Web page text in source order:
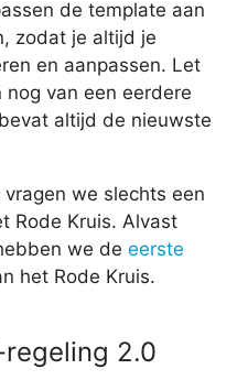
de template aan
zodat je altijd je
en aanpassen. Let
van een eerdere
altijd de nieuwste
we slechts een
Rode Kruis. Alvast
we de eerste
het Rode Kruis.
2.0